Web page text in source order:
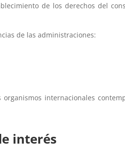
de los derechos del
de las administraciones:
internacionales
interés